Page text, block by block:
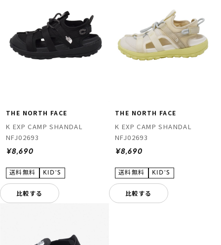
RIDE LIFE MAGAZINE一
スタッフスナップ
中古/アウトレット サー
店頭受取サービス
ギフトラッピング
アフターサポート
下取り保証について
よくある質問
ムラサキスポーツ 公式アプリ
THE NORTH FACE
K EXP CAMP SHANDAL
NFJ02693
¥8,690
比較する
THE NORTH FACE
K EXP CAMP SHANDAL
NFJ02693
¥8,690
比較する